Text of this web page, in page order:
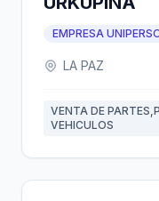
EMPRESA
LA PAZ
VENTA DE
VEHICULOS